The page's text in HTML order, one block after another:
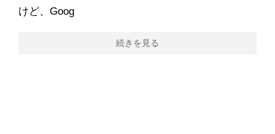
けど、Goog
続きを見る